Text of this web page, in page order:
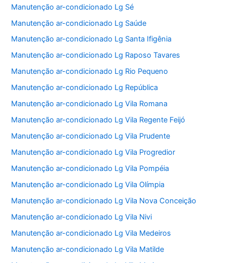
Manutenção ar-condicionado Lg Sé
Manutenção ar-condicionado Lg Saúde
Manutenção ar-condicionado Lg Santa Ifigênia
Manutenção ar-condicionado Lg Raposo Tavares
Manutenção ar-condicionado Lg Rio Pequeno
Manutenção ar-condicionado Lg República
Manutenção ar-condicionado Lg Vila Romana
Manutenção ar-condicionado Lg Vila Regente Feijó
Manutenção ar-condicionado Lg Vila Prudente
Manutenção ar-condicionado Lg Vila Progredior
Manutenção ar-condicionado Lg Vila Pompéia
Manutenção ar-condicionado Lg Vila Olímpia
Manutenção ar-condicionado Lg Vila Nova Conceição
Manutenção ar-condicionado Lg Vila Nivi
Manutenção ar-condicionado Lg Vila Medeiros
Manutenção ar-condicionado Lg Vila Matilde